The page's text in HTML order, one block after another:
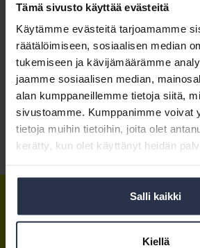
Tämä sivusto käyttää evästeitä
Käytämme evästeitä tarjoamamme
räätälöimiseen, sosiaalisen median
tukemiseen ja kävijämäärämme
jaamme sosiaalisen median,
alan kumppaneillemme tietoja siitä,
sivustoamme. Kumppanimme voivat
tietoja muihin tietoihin, joita olet
kerätty, kun olet käyttänyt heidän
Salli kaikki
Kiellä
Tämä osio on
Isännöintiliiton
Kirjaudu sisään
Tietoa jäsenyydestä
Isännöintiliitto